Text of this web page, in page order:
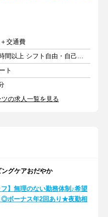
交通費
週1日以上 1日2時間以上 シフト自由・自己申告
ト
の求人一覧を見る
グケアおだやか
フ】無理のない勤務体制♪希望
◎ボーナス年2回あり★夜勤相